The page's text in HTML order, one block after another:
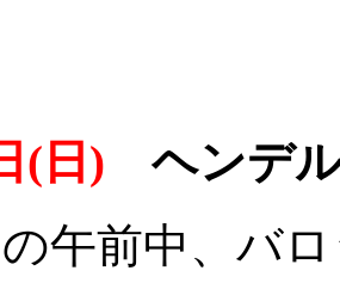
(日) ヘンデ
午前中、バ